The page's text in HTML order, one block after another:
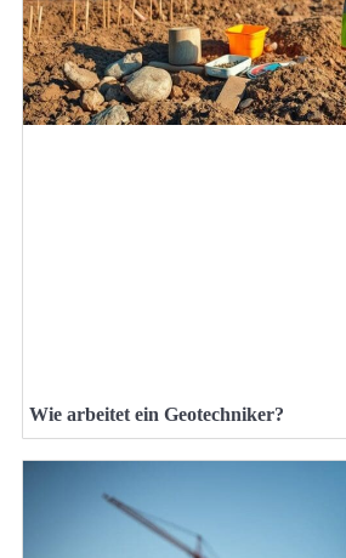
Wie arbeitet ein Geotechniker?